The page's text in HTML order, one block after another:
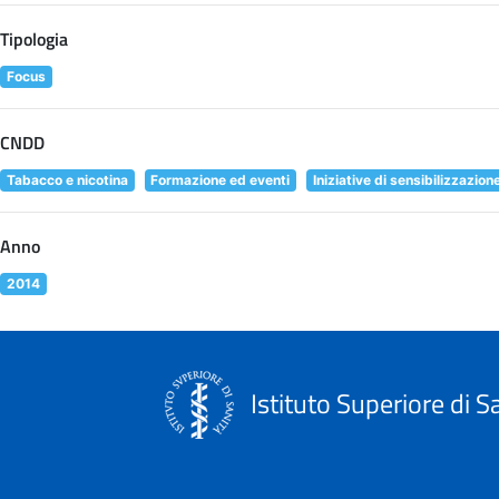
Tipologia
Focus
CNDD
Tabacco e nicotina Formazione ed eventi Iniziative di
Anno
2014
Istituto Superiore di